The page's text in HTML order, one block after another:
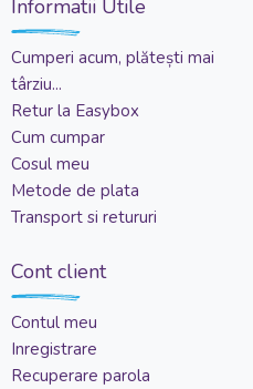
Informatii Utile
Cumperi acum, plătești mai
târziu...
Retur la Easybox
Cum cumpar
Cosul meu
Metode de plata
Transport si retururi
Cont client
Contul meu
Inregistrare
Recuperare parola